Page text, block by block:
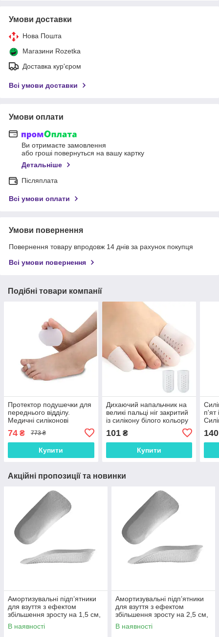
Умови доставки
Нова Пошта
Магазини Rozetka
Доставка кур'єром
Всі умови доставки
Умови оплати
Ви отримаєте замовлення
або гроші повернуться на вашу картку
Детальніше
Післяплата
Всі умови оплати
Умови повернення
Повернення товару впродовж 14 днів за рахунок покупця
Всі умови повернення
Подібні товари компанії
Протектор подушечки для
переднього відділу.
Медичні силіконові
подушки під плюсну білі 1
пара (2шт)
74 ₴ 773 ₴
Купити
Дихаючий напальчник на
великі пальці ніг закритий
із силікону білого кольору
101₴
Купити
п'ят
140
Акційні пропозиції та новинки
Амортизувальні підп’ятники
для взуття з ефектом
збільшення зросту на 1,5 см,
анатомічні вкладиші EVA 1
пара 29824
В наявності
Амортизувальні підп’ятники
для взуття з ефектом
збільшення зросту на 2,5 см,
анатомічні вкладиші EVA 1
пара 29834
В наявності